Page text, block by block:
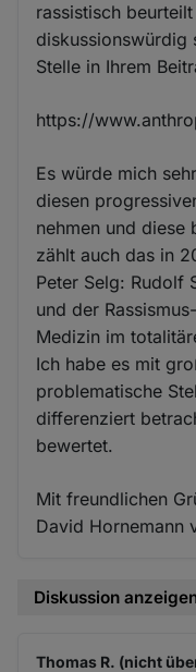
rassistisch
diskussionswürdig
Stelle in Ihrem
https://
Es würde mich
diesen
nehmen und diese
zählt auch das in
Peter Selg: Rudolf
und der
Medizin im
Ich habe es mit
problematische
differenziert
bewertet.
Mit freundlichen
David Hornemann
Diskussion
Thomas R. (nicht